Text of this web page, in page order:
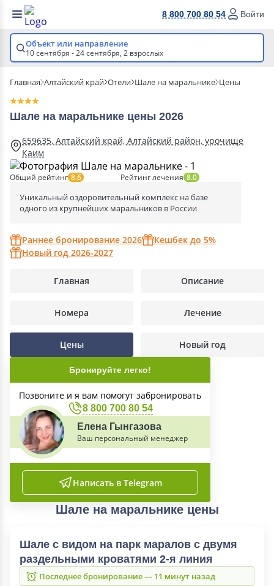
8 800 700 80 54 Войти
Объект или направление
10 сентября - 24 сентября, 2 взрослых
Главная Алтайский край Отели Шале на маральнике Цены
Шале на маральнике цены 2026
659635, Алтайский край, Алтайский район, урочище
Каим
Рейтинг лечения 8.0
Общий рейтинг 8.6
Уникальный оздоровительный комплекс на базе
одного из крупнейших маральников в России
Раннее бронирование 2026
Кешбек до 5%
Новый год 2026-2027
Главная Описание
Номера Лечение
Цены Новый год
Бронируйте легко!
Позвоните и я вам помогут забронировать
8 800 700 80 54
Елена Гынгазова
Ваш персональный менеджер
Написать в Telegram
Шале на маральнике цены
Шале c видом на парк маралов с двумя
раздельными кроватями 2-я линия
Последнее бронирование — 11 минут назад